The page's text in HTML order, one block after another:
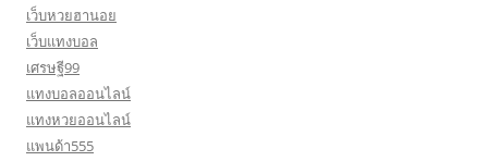
เว็บหวยฮานอย
เว็บแทงบอล
เศรษฐี99
แทงบอลออนไลน์
แทงหวยออนไลน์
แพนด้า555